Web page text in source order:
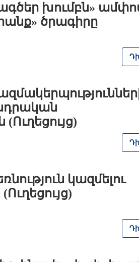
խումբն»
ծրագիրը
կազմելու